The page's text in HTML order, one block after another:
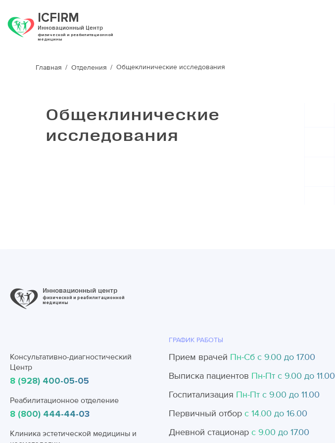
ICFIRM
Инновационный Центр
физической и реабилитационной
медицины
Главная Отделения Общеклинические исследования
Общеклинические
исследования
Инновационный центр
физической и реабилитационной
медицины
Консультативно-диагностический
Центр
8 (928) 400-05-05
Реабилитационное отделение
8 (800) 444-44-03
Клиника эстетической медицины и
ГРАФИК РАБОТЫ
Прием врачей Пн-Cб с 9.00 до 17.00
Выписка пациентов Пн-Пт с 9.00 до 11.00
Госпитализация Пн-Пт с 9.00 до 11.00
Первичный отбор с 14.00 до 16.00
Дневной стационар с 9.00 до 17.00